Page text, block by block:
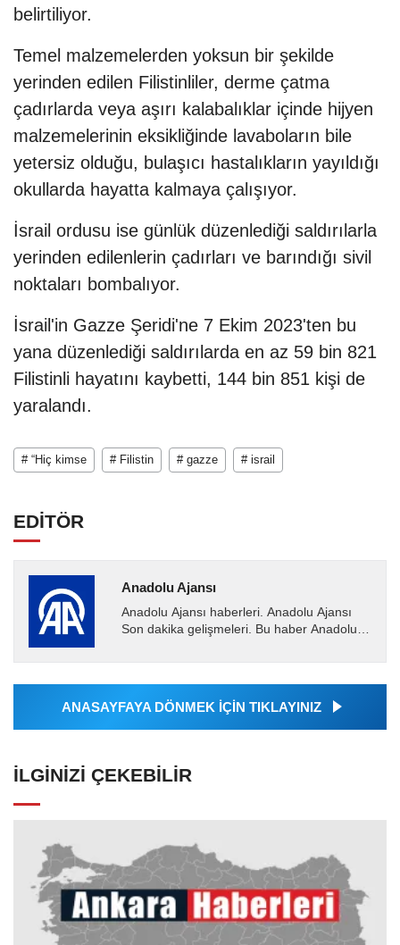
belirtiliyor.
Temel malzemelerden yoksun bir şekilde
yerinden edilen Filistinliler, derme çatma
çadırlarda veya aşırı kalabalıklar içinde hijyen
malzemelerinin eksikliğinde lavaboların bile
yetersiz olduğu, bulaşıcı hastalıkların yayıldığı
okullarda hayatta kalmaya çalışıyor.
İsrail ordusu ise günlük düzenlediği saldırılarla
yerinden edilenlerin çadırları ve barındığı sivil
noktaları bombalıyor.
İsrail'in Gazze Şeridi'ne 7 Ekim 2023'ten bu
yana düzenlediği saldırılarda en az 59 bin 821
Filistinli hayatını kaybetti, 144 bin 851 kişi de
yaralandı.
# “Hiç kimse # Filistin # gazze # israil
EDİTÖR
Anadolu Ajansı
Anadolu Ajansı haberleri. Anadolu Ajansı
Son dakika gelişmeleri. Bu haber Anadolu
Ajansı tarafından...
ANASAYFAYA DÖNMEK İÇİN TIKLAYINIZ
İLGINIZI ÇEKEBILIR